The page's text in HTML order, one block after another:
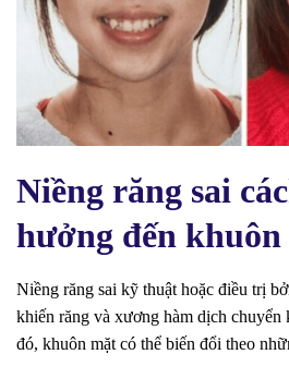
Niềng răng sai
hưởng đến khuôn
Niềng răng sai kỹ thuật hoặc điều trị
khiến răng và xương hàm dịch
đó, khuôn mặt có thể biến đổi theo